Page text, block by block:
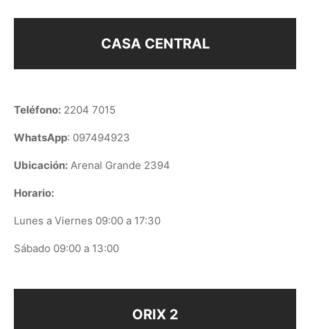
CASA CENTRAL
Teléfono: 2204 7015
WhatsApp: 097494923
Ubicación: Arenal Grande 2394
Horario:
Lunes a Viernes 09:00 a 17:30
Sábado 09:00 a 13:00
ORIX 2